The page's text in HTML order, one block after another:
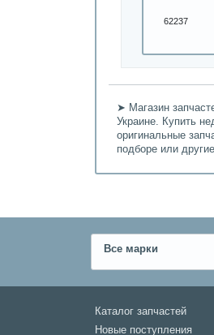
62237
➤ Магазин
Украине. Купить
оригинальные
подборе или
Все марки
Каталог запчастей
Новые поступления